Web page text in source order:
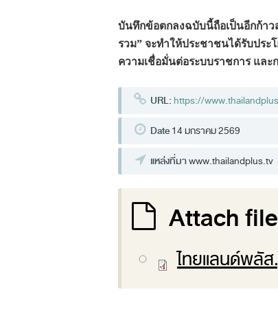
บันทึกข้อตกลงฉบับนี้ถือเป็นอีกก้าว
รวม” จะทำให้ประชาชนได้รับประ
ความเชื่อมั่นต่อระบบราชการ และ
URL: https://
Date14 มกราคม 2569
แหล่งที่มาwww.thailandplus.tv
Attach file
ไทยแลนด์พลั